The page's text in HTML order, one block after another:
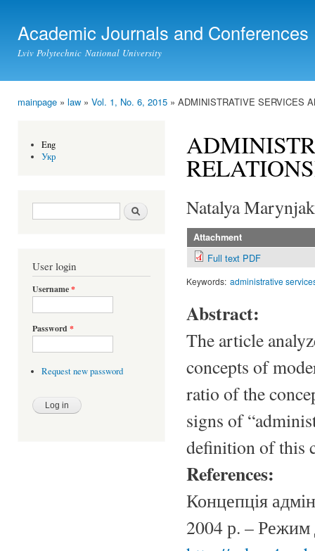
Academic Journals and Conferences
Lviv Polytechnic National University
mainpage » law » Vol. 1, No. 6, 2015 » ADMINISTRATIVE SERVICES
Eng
Укр
Search form Search
User login
Username*
Password *
Request new password
Natalya Marynjak
Attachment
Full text PDF
Keywords: administrative
Abstract:
The article
concepts of
ratio of the
signs of
definition of this
References:
Концепція
2004 р. – Режим